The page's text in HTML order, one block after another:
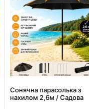
Сонячна парасолька з
нахилом 2,6м / Садова